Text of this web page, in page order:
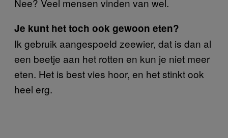
Je kunt het toch ook gewoon eten?
Ik gebruik aangespoeld zeewier, dat is dan al
een beetje aan het rotten en kun je niet meer
eten. Het is best vies hoor, en het stinkt ook
heel erg.